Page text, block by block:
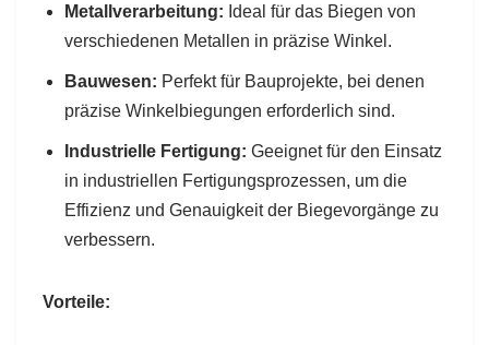
Metallverarbeitung: Ideal für das Biegen von
verschiedenen Metallen in präzise Winkel.
Bauwesen: Perfekt für Bauprojekte, bei denen
präzise Winkelbiegungen erforderlich sind.
Industrielle Fertigung: Geeignet für den Einsatz
in industriellen Fertigungsprozessen, um die
Effizienz und Genauigkeit der Biegevorgänge zu
verbessern.
Vorteile: